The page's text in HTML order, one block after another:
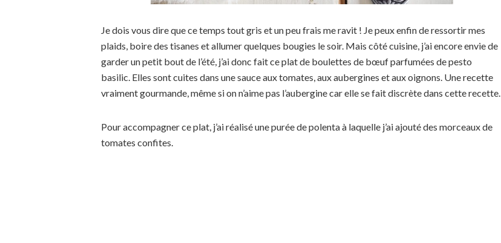
Je dois vous dire que ce temps tout gris et un peu frais me ravit ! Je peux enfin de ressortir mes
plaids, boire des tisanes et allumer quelques bougies le soir. Mais côté cuisine, j’ai encore envie de
garder un petit bout de l’été, j’ai donc fait ce plat de boulettes de bœuf parfumées de pesto
basilic. Elles sont cuites dans une sauce aux tomates, aux aubergines et aux oignons. Une recette
vraiment gourmande, même si on n’aime pas l’aubergine car elle se fait discrète dans cette recette.
Pour accompagner ce plat, j’ai réalisé une purée de polenta à laquelle j’ai ajouté des morceaux de
tomates confites.